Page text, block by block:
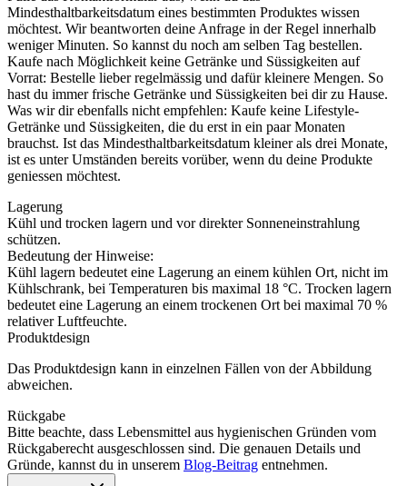
Mindesthaltbarkeitsdatum eines bestimmten Produktes wissen
möchtest. Wir beantworten deine Anfrage in der Regel innerhalb
weniger Minuten. So kannst du noch am selben Tag bestellen.
Kaufe nach Möglichkeit keine Getränke und Süssigkeiten auf
Vorrat: Bestelle lieber regelmässig und dafür kleinere Mengen. So
hast du immer frische Getränke und Süssigkeiten bei dir zu Hause.
Was wir dir ebenfalls nicht empfehlen: Kaufe keine Lifestyle-
Getränke und Süssigkeiten, die du erst in ein paar Monaten
brauchst. Ist das Mindesthaltbarkeitsdatum kleiner als drei Monate,
ist es unter Umständen bereits vorüber, wenn du deine Produkte
geniessen möchtest.
Lagerung
Kühl und trocken lagern und vor direkter Sonneneinstrahlung
schützen.
Bedeutung der Hinweise:
Kühl lagern bedeutet eine Lagerung an einem kühlen Ort, nicht im
Kühlschrank, bei Temperaturen bis maximal 18 °C. Trocken lagern
bedeutet eine Lagerung an einem trockenen Ort bei maximal 70 %
relativer Luftfeuchte.
Produktdesign
Das Produktdesign kann in einzelnen Fällen von der Abbildung
abweichen.
Rückgabe
Bitte beachte, dass Lebensmittel aus hygienischen Gründen vom
Rückgaberecht ausgeschlossen sind. Die genauen Details und
Gründe, kannst du in unserem Blog-Beitrag entnehmen.